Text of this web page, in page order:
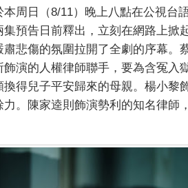
周日（8/11）晚上八點在公視台
預告日前釋出，立刻在網路上掀
悲傷的氛圍拉開了全劇的序幕。
演的人權律師聯手，要為含冤入
得兒子平安歸來的母親。楊小黎
。陳家逵則飾演勢利的知名律師